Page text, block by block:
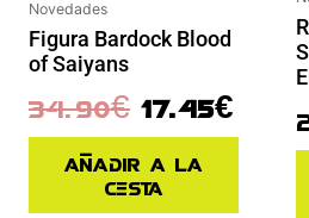
Novedades
Figura Bardock Blood
of Saiyans
34.90€ 17.45€
Añadir a la
cesta